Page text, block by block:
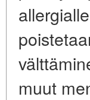
muut